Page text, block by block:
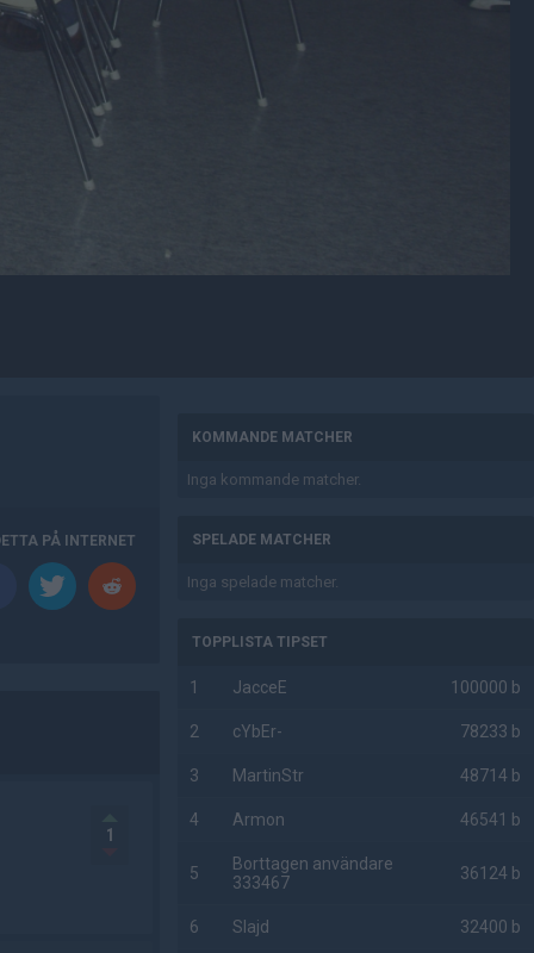
PÅ INTERNET
1
KOMMANDE MATCHER
Inga kommande matcher.
SPELADE MATCHER
Inga spelade matcher.
TOPPLISTA TIPSET
1 JacceE 100000 b
2 cYbEr- 78233 b
3 MartinStr 48714 b
4 Armon 46541 b
5
Borttagen användare
333467
36124 b
6 Slajd 32400 b